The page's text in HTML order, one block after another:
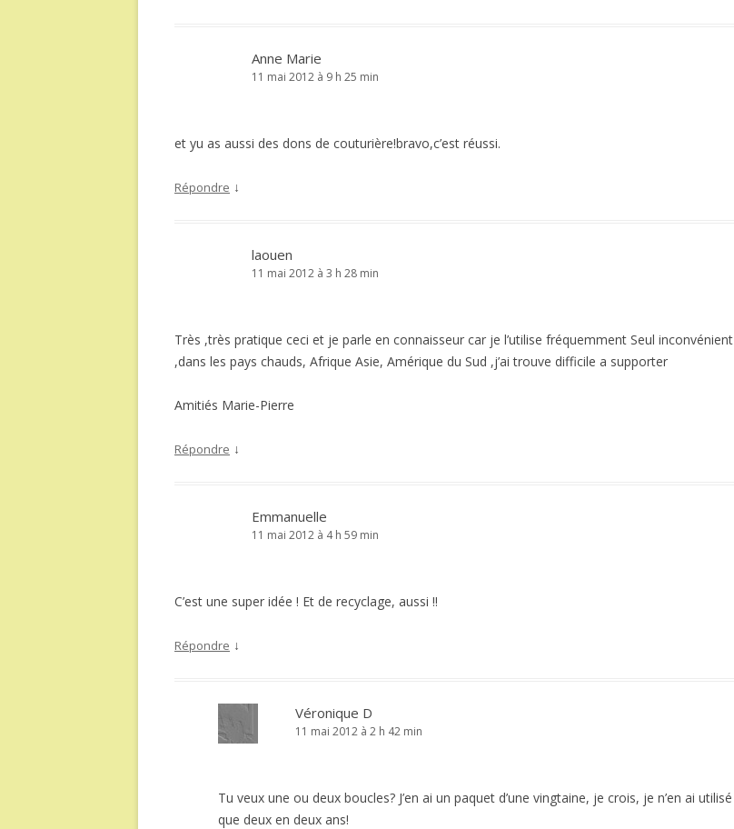
Anne Marie
11 mai 2012 à 9 h 25 min
et yu as aussi des dons de couturière!bravo,c’est réussi.
Répondre ↓
laouen
11 mai 2012 à 3 h 28 min
Très ,très pratique ceci et je parle en connaisseur car je l’utilise fréquemment Seul inconvénient
,dans les pays chauds, Afrique Asie, Amérique du Sud ,j’ai trouve difficile a supporter
Amitiés Marie-Pierre
Répondre ↓
Emmanuelle
11 mai 2012 à 4 h 59 min
C’est une super idée ! Et de recyclage, aussi !!
Répondre ↓
Véronique D
11 mai 2012 à 2 h 42 min
Tu veux une ou deux boucles? J’en ai un paquet d’une vingtaine, je crois, je n’en ai utilisé
que deux en deux ans!